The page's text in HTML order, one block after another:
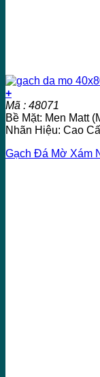
+
Mã : 48071
Bề Mặt: Men Matt
Nhãn Hiệu: Cao
Gạch Đá Mờ Xám